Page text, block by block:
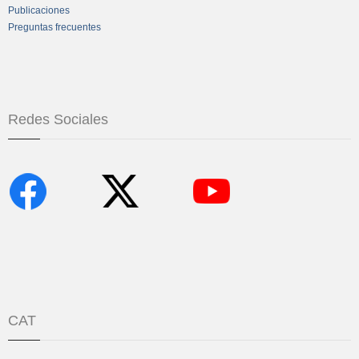
Publicaciones
Preguntas frecuentes
Redes Sociales
CAT